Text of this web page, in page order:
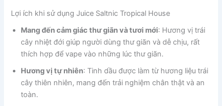
Lợi ích khi sử dụng Juice Saltnic Tropical House
Mang đến cảm giác thư giãn và tươi mới: Hương vị trái
cây nhiệt đới giúp người dùng thư giãn và dễ chịu, rất
thích hợp để vape vào những lúc thư giãn.
Hương vị tự nhiên: Tinh dầu được làm từ hương liệu trái
cây thiên nhiên, mang đến trải nghiệm chân thật và an
toàn.